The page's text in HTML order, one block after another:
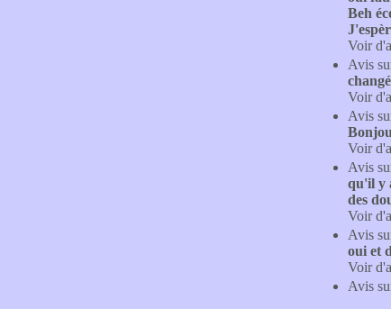
Beh
Voir
Avis
Voir
Avis
Voir
Avis
qu'il y
des
Voir
Avis
oui et
Voir
Avis